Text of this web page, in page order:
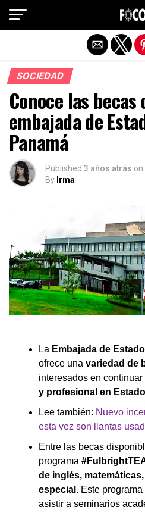
SOCIEDAD
Conoce las
embajada de
Panamá
Published 3 años atrás on
By Irma
La Embajada de
ofrece una variedad de
interesados en continuar
y profesional en
Lee también: Nuevo
esta vez son llantas
Entre las becas
programa
de inglés,
especial. Este
asistir a seminarios
Salir de la